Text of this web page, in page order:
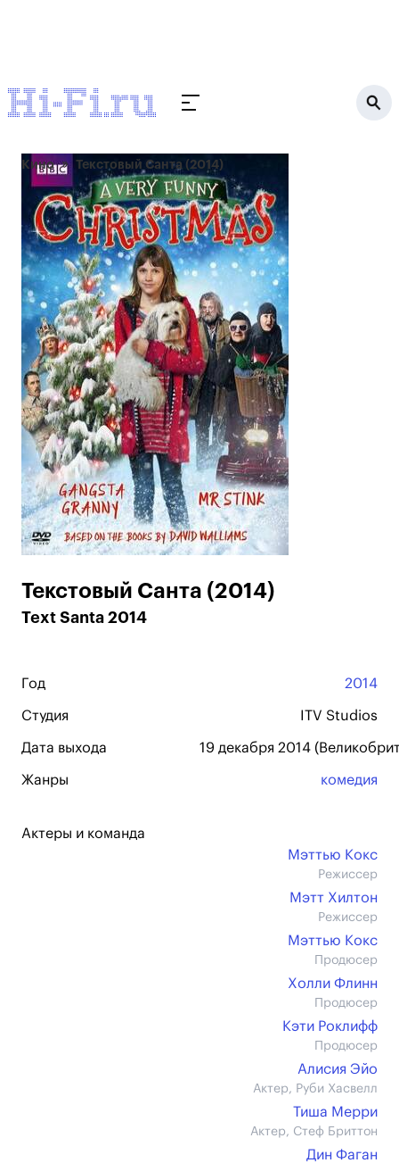
Кино Текстовый Санта (2014)
Текстовый Санта (2014)
Text Santa 2014
Год 2014
Студия ITV Studios
Дата выхода 19 декабря 2014
Жанры комедия
Актеры и команда
Мэттью Кокс
Режиссер
Мэтт Хилтон
Режиссер
Мэттью Кокс
Продюсер
Холли Флинн
Продюсер
Кэти Роклифф
Продюсер
Алисия Эйо
Актер, Руби Хасвелл
Тиша Мерри
Актер, Стеф Бриттон
Дин Фаган